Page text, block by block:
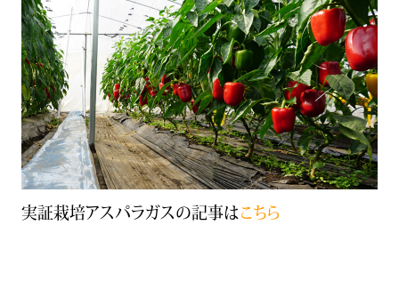
実証栽培アスパラガスの記事は こちら